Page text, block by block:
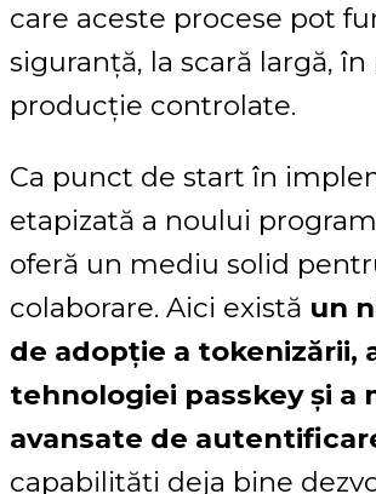
care aceste procese pot
siguranță, la scară largă,
producție controlate.
Ca punct de start în
etapizată a noului
oferă un mediu solid
colaborare. Aici există un
de adopție a tokenizării,
tehnologiei passkey și a
avansate de
capabilități deja bine